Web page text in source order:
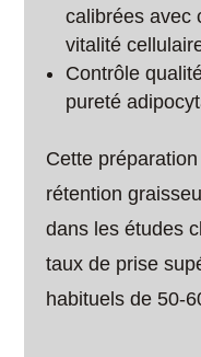
calibrées avec
vitalité
Contrôle
pureté
Cette
rétention
dans les études
taux de prise
habituels de 50-